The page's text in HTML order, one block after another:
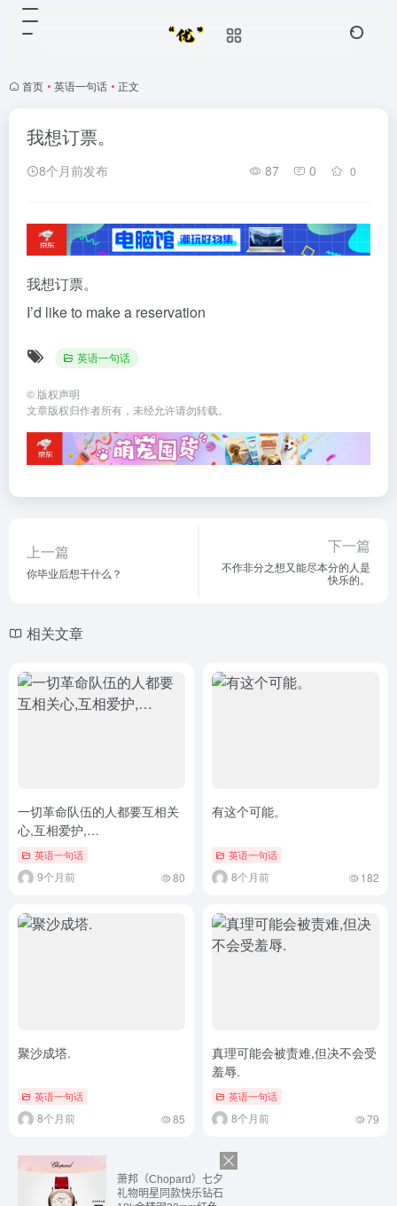
首页 • 英语一句话 • 正文
我想订票。
8个月前发布 87 0 0
我想订票。
I’d like to make a reservation
英语一句话
© 版权声明
文章版权归作者所有，未经允许请勿转载。
上一篇
你毕业后想干什么？
下一篇
不作非分之想又能尽本分的人是
快乐的。
相关文章
一切革命队伍的人都要互相关
心,互相爱护,…
英语一句话
9个月前 80
有这个可能。
英语一句话
8个月前 182
聚沙成塔.
英语一句话
8个月前 85
真理可能会被责难,但决不会受
羞辱.
英语一句话
8个月前 79